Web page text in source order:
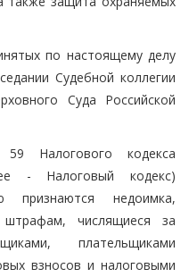
по настоящему делу
Судебной коллегии
Суда Российской
Налогового кодекса
- Налоговый кодекс)
признаются недоимка,
числящиеся за
плательщиками
взносов и налоговыми